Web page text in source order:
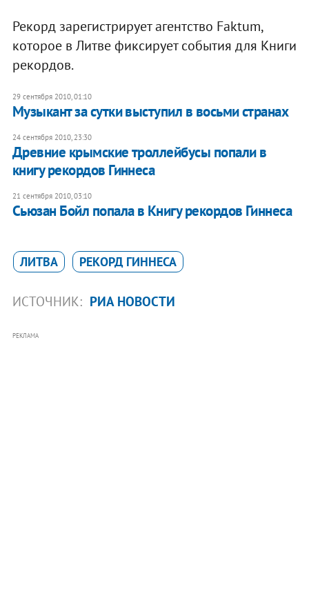
Рекорд зарегистрирует агентство Faktum,
которое в Литве фиксирует события для Книги
рекордов.
29 сентября 2010, 01:10
Музыкант за сутки выступил в восьми странах
24 сентября 2010, 23:30
Древние крымские троллейбусы попали в
книгу рекордов Гиннеса
21 сентября 2010, 03:10
Сьюзан Бойл попала в Книгу рекордов Гиннеса
ЛИТВА РЕКОРД ГИННЕСА
ИСТОЧНИК: РИА НОВОСТИ
РЕКЛАМА